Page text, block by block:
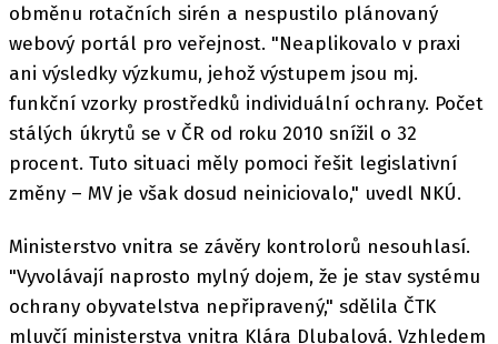
obměnu rotačních sirén a nespustilo plánovaný
webový portál pro veřejnost. "Neaplikovalo v praxi
ani výsledky výzkumu, jehož výstupem jsou mj.
funkční vzorky prostředků individuální ochrany. Počet
stálých úkrytů se v ČR od roku 2010 snížil o 32
procent. Tuto situaci měly pomoci řešit legislativní
změny – MV je však dosud neiniciovalo," uvedl NKÚ.
Ministerstvo vnitra se závěry kontrolorů nesouhlasí.
"Vyvolávají naprosto mylný dojem, že je stav systému
ochrany obyvatelstva nepřipravený," sdělila ČTK
mluvčí ministerstva vnitra Klára Dlubalová. Vzhledem